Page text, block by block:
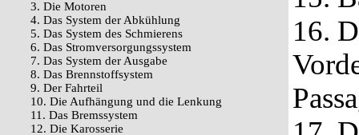
3. Die Motoren
4. Das System der Abkühlung
5. Das System des Schmierens
6. Das Stromversorgungssystem
7. Das System der Ausgabe
8. Das Brennstoffsystem
9. Der Fahrteil
10. Die Aufhängung und die Lenkung
11. Das Bremssystem
12. Die Karosserie
16.